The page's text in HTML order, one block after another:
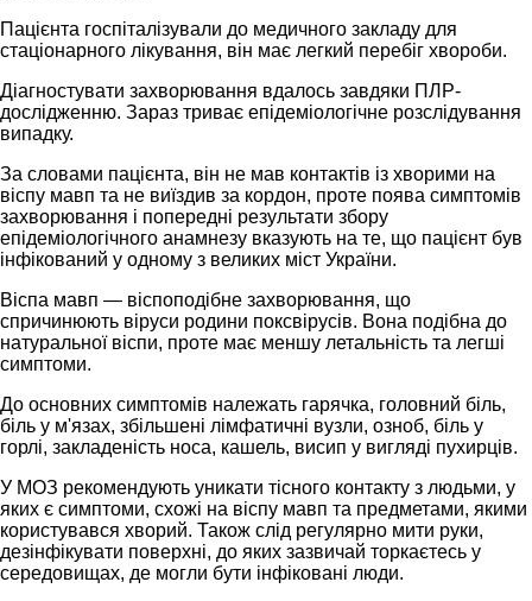
Пацієнта госпіталізували до медичного закладу для
стаціонарного лікування, він має легкий перебіг хвороби.
Діагностувати захворювання вдалось завдяки ПЛР-
дослідженню. Зараз триває епідеміологічне розслідування
випадку.
За словами пацієнта, він не мав контактів із хворими на
віспу мавп та не виїздив за кордон, проте поява симптомів
захворювання і попередні результати збору
епідеміологічного анамнезу вказують на те, що пацієнт був
інфікований у одному з великих міст України.
Віспа мавп — віспоподібне захворювання, що
спричинюють віруси родини поксвірусів. Вона подібна до
натуральної віспи, проте має меншу летальність та легші
симптоми.
До основних симптомів належать гарячка, головний біль,
біль у м'язах, збільшені лімфатичні вузли, озноб, біль у
горлі, закладеність носа, кашель, висип у вигляді пухирців.
У МОЗ рекомендують уникати тісного контакту з людьми, у
яких є симптоми, схожі на віспу мавп та предметами, якими
користувався хворий. Також слід регулярно мити руки,
дезінфікувати поверхні, до яких зазвичай торкаєтесь у
середовищах, де могли бути інфіковані люди.